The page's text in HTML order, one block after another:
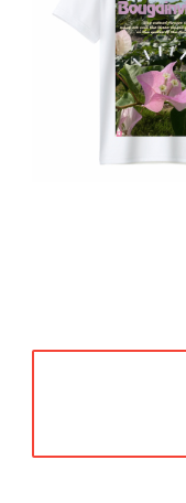
Tシャツ フォト ド
R ポリエステル 写
Vカット 吸汗 速
ジナル スポーツ
え カジュアル 人
aritikari
original harley